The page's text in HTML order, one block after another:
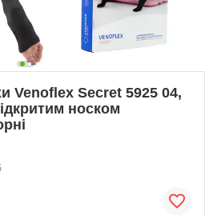
Venoflex Secret 5925 04,
носком